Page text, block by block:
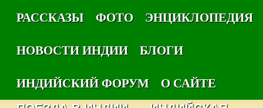
РАССКАЗЫ
ФОТО
ЭНЦИКЛОПЕДИЯ
НОВОСТИ ИНДИИ
БЛОГИ
ИНДИЙСКИЙ ФОРУМ
О САЙТЕ